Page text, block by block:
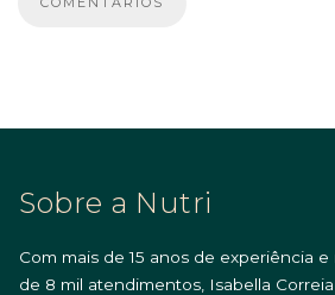
Sobre a Nutri
Com mais de 15 anos de experiência e
de 8 mil atendimentos, Isabella Correia